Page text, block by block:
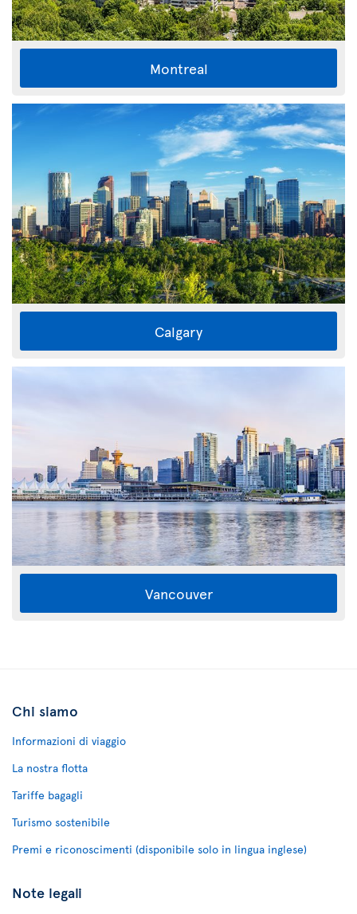
Montreal
Calgary
Vancouver
Chi siamo
Informazioni di viaggio
La nostra flotta
Tariffe bagagli
Turismo sostenibile
Premi e riconoscimenti (disponibile solo in lingua inglese)
Note legali